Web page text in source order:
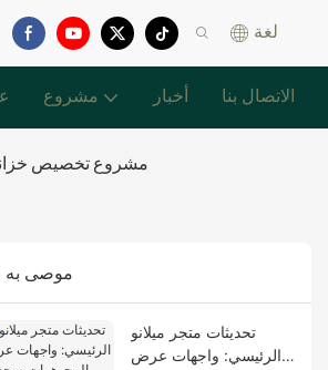
لغة
مشروع أخبار الاتصال بنا
مشروع تخصيص خزانة
موصى به
تحديثات متجر ميلانو
الرئيسي: واجهات عرض